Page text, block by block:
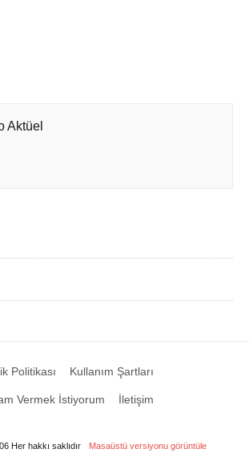
Aktüel
Politikası Kullanım Şartları
Vermek İstiyorum İletişim
Her hakkı saklıdır Masaüstü versiyonu görüntüle